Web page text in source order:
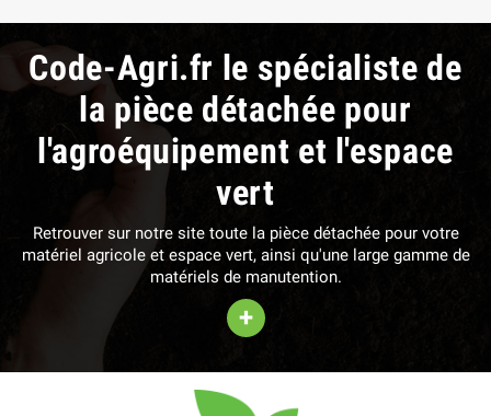
Code-Agri.fr le spécialiste de
la pièce détachée pour
l'agroéquipement et l'espace
vert
Retrouver sur notre site toute la pièce détachée pour votre
matériel agricole et espace vert, ainsi qu'une large gamme de
matériels de manutention.
+